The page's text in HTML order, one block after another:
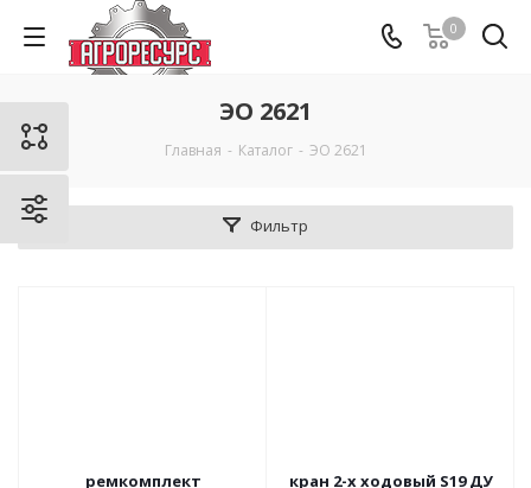
0
ЭО 2621
Главная - Каталог - ЭО 2621
Фильтр
ремкомплект
кран 2-х ходовый S19 ДУ